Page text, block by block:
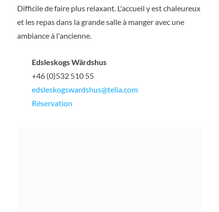
Difficile de faire plus relaxant. L'accueil y est chaleureux
et les repas dans la grande salle à manger avec une
ambiance à l'ancienne.
Edsleskogs Wärdshus
+46 (0)532 510 55
edsleskogswardshus@telia.com
Réservation